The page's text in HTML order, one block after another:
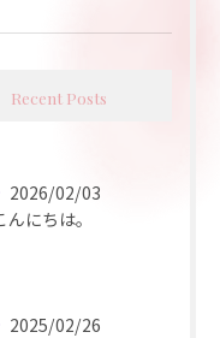
Recent Posts
2026/02/03
んにちは。
2025/02/26